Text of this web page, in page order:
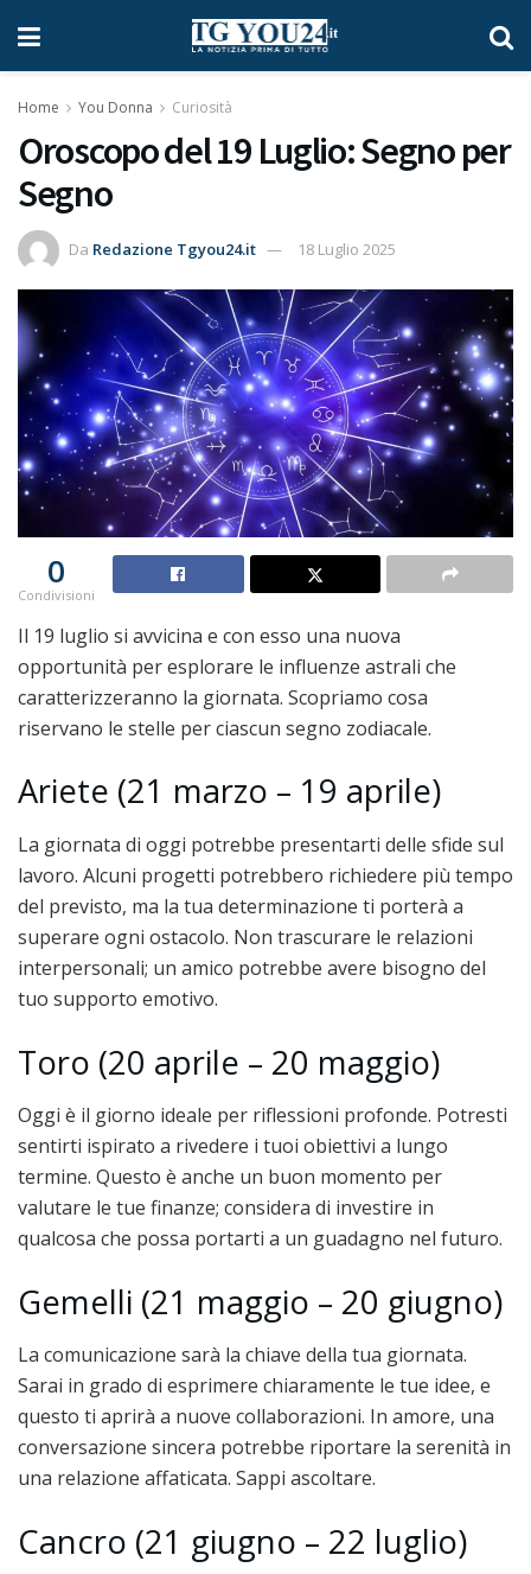
Home You Donna Curiosità
Oroscopo del 19 Luglio: Segno per
Segno
Da Redazione Tgyou24.it 18 Luglio 2025
0
Condivisioni
Il 19 luglio si avvicina e con esso una nuova
opportunità per esplorare le influenze astrali che
caratterizzeranno la giornata. Scopriamo cosa
riservano le stelle per ciascun segno zodiacale.
Ariete (21 marzo – 19 aprile)
La giornata di oggi potrebbe presentarti delle sfide sul
lavoro. Alcuni progetti potrebbero richiedere più tempo
del previsto, ma la tua determinazione ti porterà a
superare ogni ostacolo. Non trascurare le relazioni
interpersonali; un amico potrebbe avere bisogno del
tuo supporto emotivo.
Toro (20 aprile – 20 maggio)
Oggi è il giorno ideale per riflessioni profonde. Potresti
sentirti ispirato a rivedere i tuoi obiettivi a lungo
termine. Questo è anche un buon momento per
valutare le tue finanze; considera di investire in
qualcosa che possa portarti a un guadagno nel futuro.
Gemelli (21 maggio – 20 giugno)
La comunicazione sarà la chiave della tua giornata.
Sarai in grado di esprimere chiaramente le tue idee, e
questo ti aprirà a nuove collaborazioni. In amore, una
conversazione sincera potrebbe riportare la serenità in
una relazione affaticata. Sappi ascoltare.
Cancro (21 giugno – 22 luglio)